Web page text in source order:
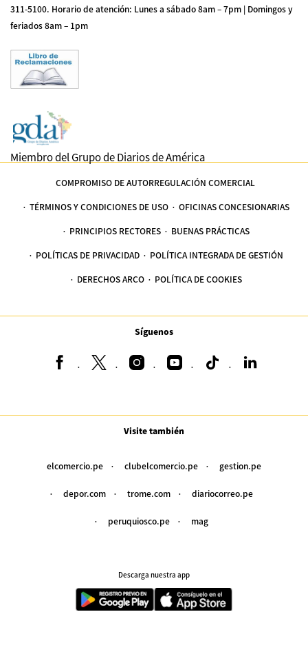
311-5100. Horario de atención: Lunes a sábado 8am – 7pm | Domingos y
feriados 8am – 1pm
Miembro del Grupo de Diarios de América
COMPROMISO DE AUTORREGULACIÓN COMERCIAL
TÉRMINOS Y CONDICIONES DE USO OFICINAS CONCESIONARIAS
PRINCIPIOS RECTORES BUENAS PRÁCTICAS
POLÍTICAS DE PRIVACIDAD POLÍTICA INTEGRADA DE GESTIÓN
DERECHOS ARCO POLÍTICA DE COOKIES
Síguenos
Visite también
elcomercio.pe clubelcomercio.pe gestion.pe
depor.com trome.com diariocorreo.pe
peruquiosco.pe mag
Descarga nuestra app